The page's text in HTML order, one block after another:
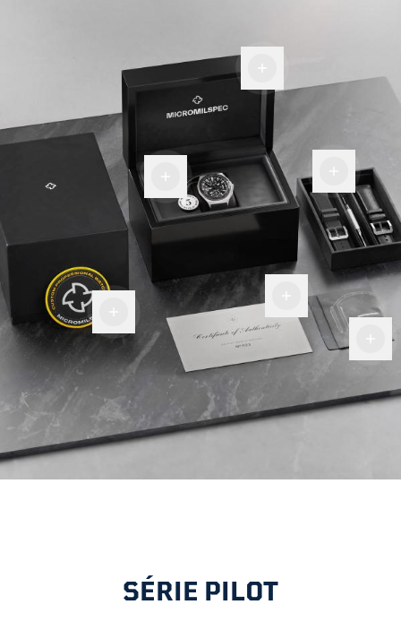
Chiffon
en fibre
haut de
Écusson
militaire
Boîte de
présentation
Place
davantage
Carte de
garantie
Certificat
d'authenticité
SÉRIE PILOT